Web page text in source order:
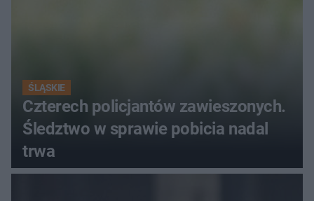
ŚLĄSKIE
Czterech policjantów zawieszonych.
Śledztwo w sprawie pobicia nadal
trwa